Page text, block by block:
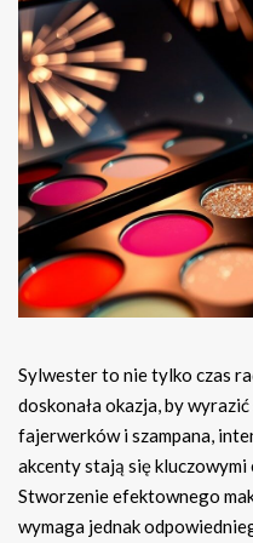
Sylwester to nie tylko czas
doskonała okazja, by
fajerwerków i szampana,
akcenty stają się
Stworzenie efektownego
wymaga jednak